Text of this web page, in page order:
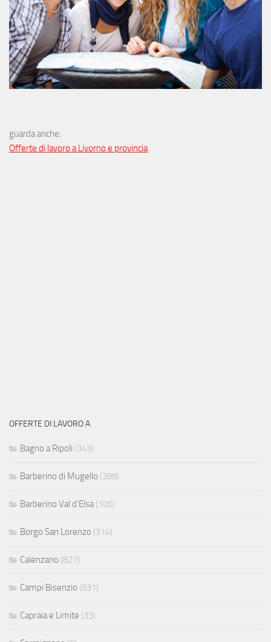
guarda anche:
Offerte di lavoro a Livorno e provincia
OFFERTE DI LAVORO A
Bagno a Ripoli (343)
Barberino di Mugello (388)
Barberino Val d'Elsa(105)
Borgo San Lorenzo (314)
Calenzano (827)
Campi Bisenzio (831)
Capraia e Limite (33)